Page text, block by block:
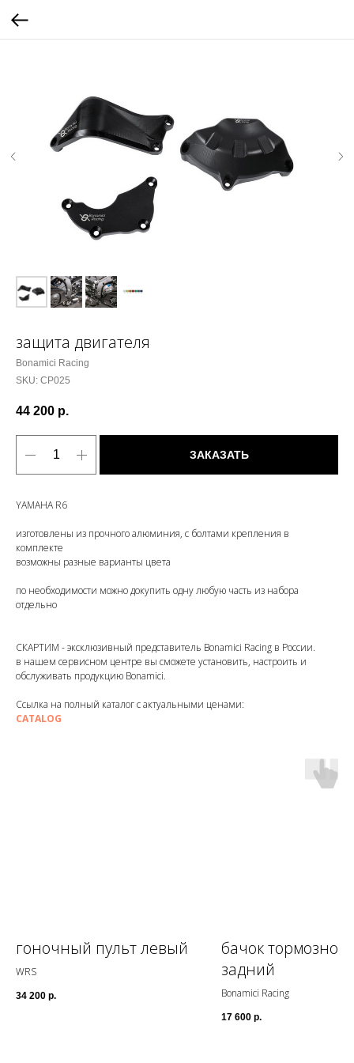
защита двигателя
Bonamici Racing
SKU: CP025
44 200 р.
ЗАКАЗАТЬ
YAMAHA R6
изготовлены из прочного алюминия, с болтами крепления в
комплекте
возможны разные варианты цвета
по необходимости можно докупить одну любую часть из набора
отдельно
СКАРТИМ - эксклюзивный представитель Bonamici Racing в России.
в нашем сервисном центре вы сможете установить, настроить и
обслуживать продукцию Bonamici.
Ссылка на полный каталог с актуальными ценами:
CATALOG
гоночный пульт левый
WRS
34 200 р.
бачок тормозной
задний
Bonamici Racing
17 600 р.